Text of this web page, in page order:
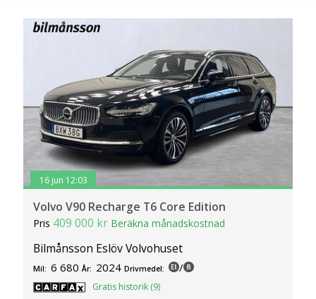
partners. För att ändra vilka typer av cookies vi använder
klickar du på Anpassa. Du kan alltid ändra dina
inställningar för cookies.
16 jun 12:03
Volvo V90 Recharge T6 Core Edition
Pris 409 000 kr Beräkna månadskostnad
Bilmånsson Eslöv Volvohuset
Mil: 6 680 År: 2024 Drivmedel: /
Gratis historik (9)